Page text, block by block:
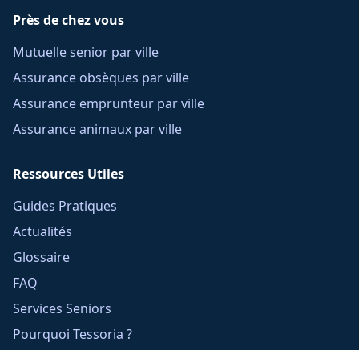
Près de chez vous
Mutuelle senior par ville
Assurance obsèques par ville
Assurance emprunteur par ville
Assurance animaux par ville
Ressources Utiles
Guides Pratiques
Actualités
Glossaire
FAQ
Services Seniors
Pourquoi Tessoria ?